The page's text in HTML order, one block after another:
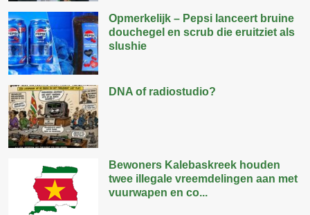
Opmerkelijk – Pepsi lanceert bruine
douchegel en scrub die eruitziet als
slushie
DNA of radiostudio?
Bewoners Kalebaskreek houden
twee illegale vreemdelingen aan met
vuurwapen en co...